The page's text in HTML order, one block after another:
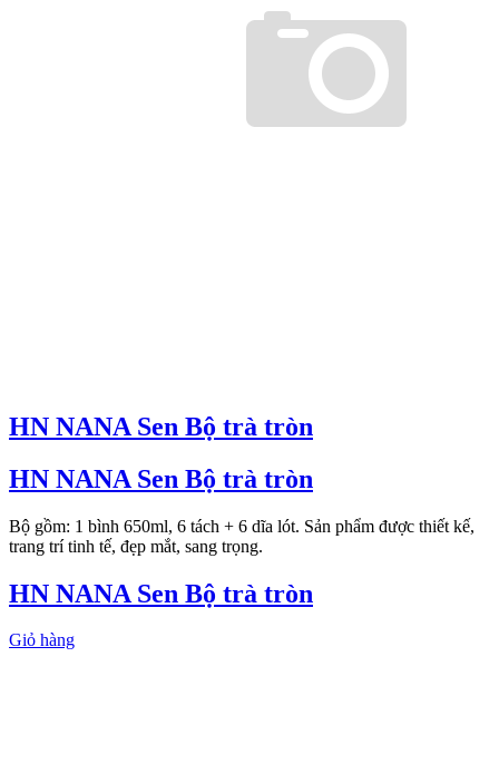
HN NANA Sen Bộ trà tròn
HN NANA Sen Bộ trà tròn
Bộ gồm: 1 bình 650ml, 6 tách + 6 dĩa lót. Sản phẩm được thiết kế,
trang trí tinh tế, đẹp mắt, sang trọng.
HN NANA Sen Bộ trà tròn
Giỏ hàng